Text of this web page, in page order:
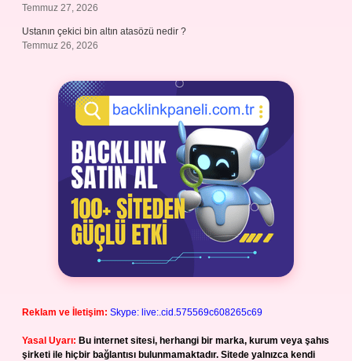
Temmuz 27, 2026
Ustanın çekici bin altın atasözü nedir ?
Temmuz 26, 2026
Reklam ve İletişim: Skype: live:.cid.575569c608265c69
Yasal Uyarı: Bu internet sitesi, herhangi bir marka, kurum veya şahıs
şirketi ile hiçbir bağlantısı bulunmamaktadır. Sitede yalnızca kendi